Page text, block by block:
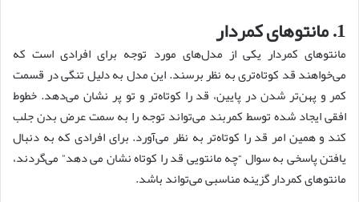
1. مانتوهای کمردار
مانتوهای کمردار یکی از مدل‌های مورد توجه برای افرادی است که
می‌خواهند قد کوتاه‌تری به نظر برسند. این مدل به دلیل تنگی در قسمت
کمر و پهن‌تر شدن در پایین، قد را کوتاه‌تر و تو پر نشان می‌دهد. خطوط
افقی ایجاد شده توسط کمربند می‌تواند توجه را به سمت عرض بدن جلب
کند و همین امر قد را کوتاه‌تر به نظر می‌آورد. برای افرادی که به دنبال
یافتن پاسخی به سوال “چه مانتویی قد را کوتاه نشان می دهد” می‌گردند،
مانتوهای کمردار گزینه مناسبی می‌تواند باشد.